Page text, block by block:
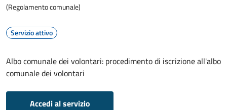
(Regolamento comunale)
Servizio attivo
Albo comunale dei volontari: procedimento di iscrizione all'albo
comunale dei volontari
Accedi al servizio